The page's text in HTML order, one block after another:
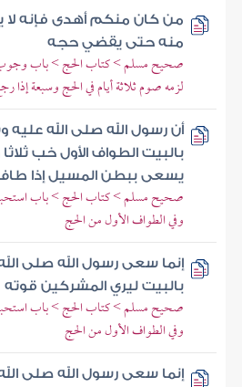
من كان منكم أهدى فإنه
منه حتى يقضي حجه
صحيح مسلم > كتاب الحج > باب وجوب
لزمه صوم ثلاثة أيام في الحج وسبعة إذا
أن رسول الله صلى الله
بالبيت الطواف الأول خب
يسعى ببطن المسيل إذا طاف
صحيح مسلم > كتاب الحج > باب
وفي الطواف الأول من الحج
إنما سعى رسول الله صلى
بالبيت ليري المشركين قوته
صحيح مسلم > كتاب الحج > باب
وفي الطواف الأول من الحج
إنما سعى رسول الله صلى